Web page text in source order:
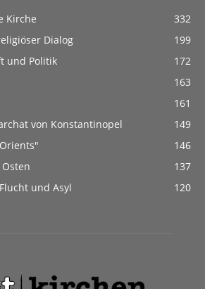
Kirche
332
Dialog
199
und Politik
172
163
161
von Konstantinopel
149
146
137
und Asyl
120